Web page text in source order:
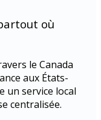
où
le Canada
aux États-
un service local
centralisée.